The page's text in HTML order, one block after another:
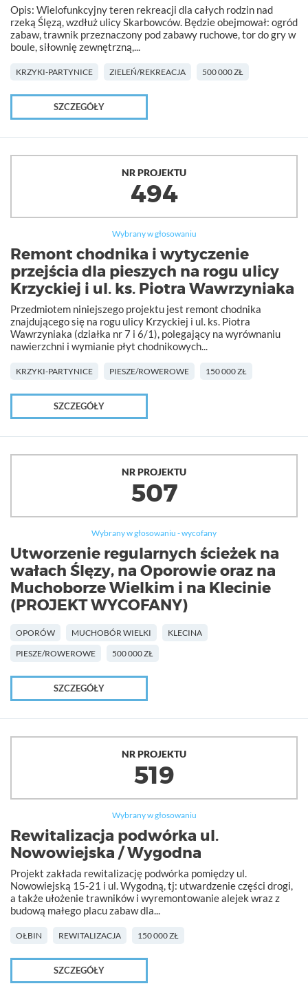
Opis: Wielofunkcyjny teren rekreacji dla całych rodzin nad
rzeką Ślęzą, wzdłuż ulicy Skarbowców. Będzie obejmował: ogród
zabaw, trawnik przeznaczony pod zabawy ruchowe, tor do gry w
boule, siłownię zewnętrzną,...
KRZYKI-PARTYNICE ZIELEŃ/REKREACJA 500 000 ZŁ
SZCZEGÓŁY
NR PROJEKTU
494
Wybrany w głosowaniu
Remont chodnika i wytyczenie
przejścia dla pieszych na rogu ulicy
Krzyckiej i ul. ks. Piotra Wawrzyniaka
Przedmiotem niniejszego projektu jest remont chodnika
znajdującego się na rogu ulicy Krzyckiej i ul. ks. Piotra
Wawrzyniaka (działka nr 7 i 6/1), polegający na wyrównaniu
nawierzchni i wymianie płyt chodnikowych...
KRZYKI-PARTYNICE PIESZE/ROWEROWE 150 000 ZŁ
SZCZEGÓŁY
NR PROJEKTU
507
Wybrany w głosowaniu - wycofany
Utworzenie regularnych ścieżek na
wałach Ślęzy, na Oporowie oraz na
Muchoborze Wielkim i na Klecinie
(PROJEKT WYCOFANY)
OPORÓW MUCHOBÓR WIELKI
KLECINA
PIESZE/ROWEROWE
500 000 ZŁ
SZCZEGÓŁY
NR PROJEKTU
519
Wybrany w głosowaniu
Rewitalizacja podwórka ul.
Nowowiejska / Wygodna
Projekt zakłada rewitalizację podwórka pomiędzy ul.
Nowowiejską 15-21 i ul. Wygodną, tj: utwardzenie części drogi,
a także ułożenie trawników i wyremontowanie alejek wraz z
budową małego placu zabaw dla...
OŁBIN REWITALIZACJA 150 000 ZŁ
SZCZEGÓŁY